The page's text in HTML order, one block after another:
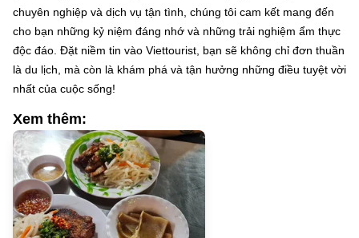
chuyên nghiệp và dịch vụ tận tình, chúng tôi cam kết mang đến
cho bạn những kỷ niệm đáng nhớ và những trải nghiệm ẩm thực
độc đáo. Đặt niềm tin vào Viettourist, bạn sẽ không chỉ đơn thuần
là du lịch, mà còn là khám phá và tận hưởng những điều tuyệt vời
nhất của cuộc sống!
Xem thêm: